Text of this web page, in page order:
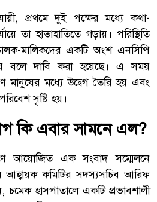
প্রথমে দুই পক্ষের মধ্যে কথা-
তা হাতাহাতিতে গড়ায়। পরিস্থিতি
মালিকদের একটি অংশ এনসিপি
বলে দাবি করা হয়েছে। এ সময়
মানুষের মধ্যে উদ্বেগ তৈরি হয় এবং
সৃষ্টি হয়।
কি এবার সামনে এল?
আয়োজিত এক সংবাদ সম্মেলনে
আহ্বায়ক কমিটির সদস্যসচিব আরিফ
হাসপাতালে একটি প্রভাবশালী